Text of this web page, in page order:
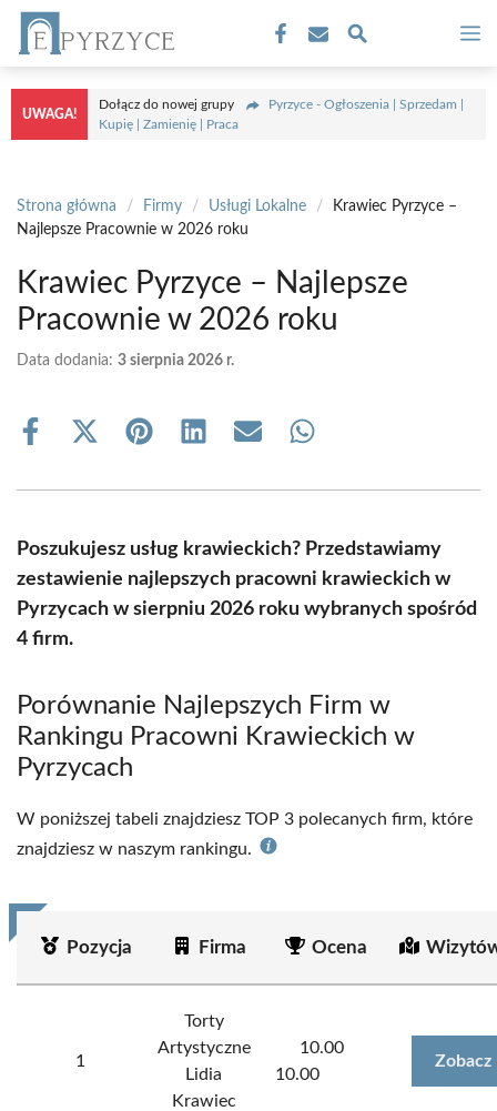
Przejdź
treści
UWAGA!
Dołącz do nowej grupy
Pyrzyce - Ogłoszenia | Sprzedam |
Kupię | Zamienię | Praca
Strona główna / Firmy / Usługi Lokalne /
Krawiec Pyrzyce –
Najlepsze Pracownie w 2026 roku
Krawiec Pyrzyce – Najlepsze
Pracownie w 2026 roku
Data dodania: 3 sierpnia 2026 r.
Share
Share
(Twitter)
Share Share Share Share
Poszukujesz usług krawieckich? Przedstawiamy
zestawienie najlepszych pracowni krawieckich w
Pyrzycach w sierpniu 2026 roku wybranych spośród
4 firm.
Porównanie Najlepszych Firm w
Rankingu Pracowni Krawieckich w
Pyrzycach
W poniższej tabeli znajdziesz TOP 3 polecanych firm, które
znajdziesz w naszym rankingu.
Pozycja Firma Ocena
1
Torty
Artystyczne
Lidia
Krawiec
10.00
10.00
Zobacz